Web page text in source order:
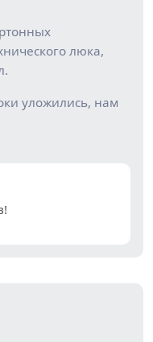
люка,
уложились, нам